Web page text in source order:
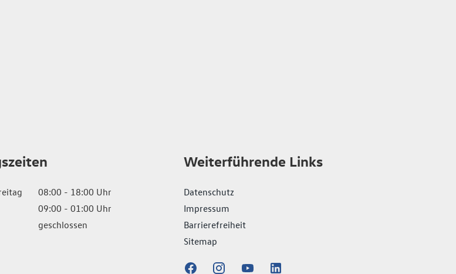
08:00 - 18:00 Uhr
09:00 - 01:00 Uhr
geschlossen
Weiterführende Links
Datenschutz
Impressum
Barrierefreiheit
Sitemap